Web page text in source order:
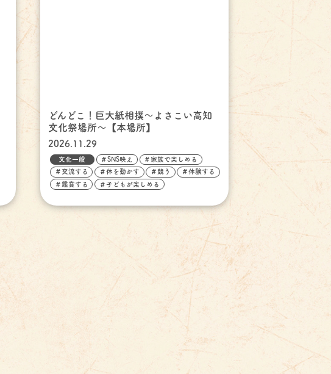
どんどこ！巨大紙相撲～よさこい高知
文化祭場所～【本場所】
2026.11.29
文化一般 ＃SNS映え ＃家族で楽しめる
＃交流する ＃体を動かす ＃競う ＃体験する
＃鑑賞する ＃子どもが楽しめる